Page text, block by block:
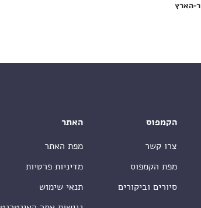
הארץ
הקמפוס
צרו קשר
מפת הקמפוס
סיורים וביקורים
האתר
מפת האתר
מדיניות פרטיות
תנאי שימוש